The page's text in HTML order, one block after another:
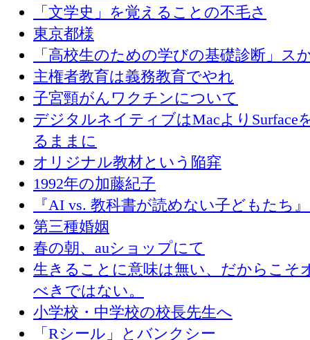
「文学史」を覚えることの不毛さ
東京都様
「高校生のための学びの基礎診断」ス
主権者教育は義務教育でやれ
子宮頸がんワクチンについて
デジタルネイティブはMacよりSurface
るままに
オリジナル教材という陥穽
1992年の加藤紀子
『AI vs. 教科書が読めない子どもたち
第三種婚姻
春の朝、auショップにて
生きることに意味は無い、だからこそ
べきではない。
小学校・中学校の校長先生へ
「Rシール」とバンクシー